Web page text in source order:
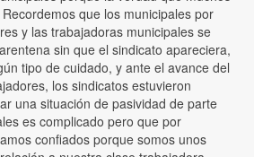
que los municipales por
y las trabajadoras municipales se
sin que el sindicato apareciera,
tipo de cuidado, y ante el avance del
los sindicatos estuvieron
una situación de pasividad de parte
es complicado pero que por
confiados porque somos unos